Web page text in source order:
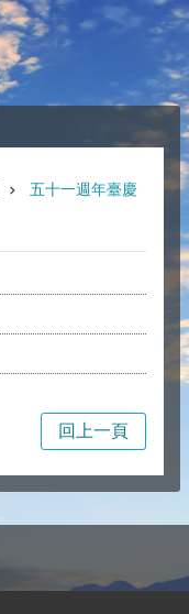
五十一週年臺慶
回上一頁